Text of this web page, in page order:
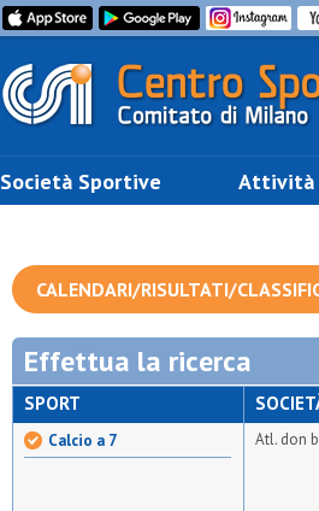
Società Sportive Attività
CALENDARI/RISULTATI/
Effettua la ricerca
SPORT
Calcio a 7 Atl. don